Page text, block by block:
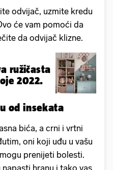
odvijač, uzmite kredu
će vam pomoći da
da odvijač klizne.
ružičasta
2022.
od insekata
bića, a crni i vrtni
oni koji uđu u vašu
prenijeti bolesti.
hranu i tako vas